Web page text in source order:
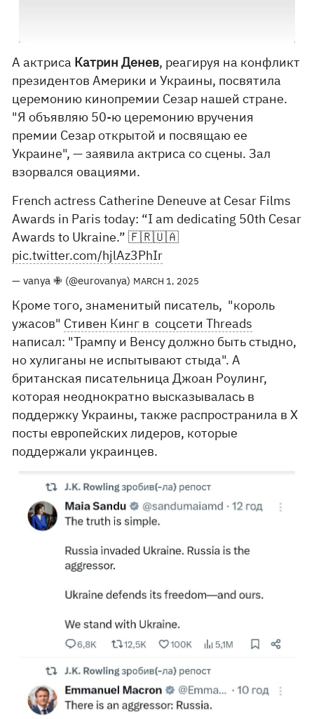
А актриса Катрин Денев, реагируя на конфликт
президентов Америки и Украины, посвятила
церемонию кинопремии Сезар нашей стране.
"Я объявляю 50-ю церемонию вручения
премии Сезар открытой и посвящаю ее
Украине", — заявила актриса со сцены. Зал
взорвался овациями.
French actress Catherine Deneuve at Cesar Films
Awards in Paris today: “I am dedicating 50th Cesar
Awards to Ukraine.” 🇫🇷🇺🇦
pic.twitter.com/hjlAz3PhIr
— vanya ✙ (@eurovanya) MARCH 1, 2025
Кроме того, знаменитый писатель, "король
ужасов" Стивен Кинг в соцсети Threads
написал: "Трампу и Венсу должно быть стыдно,
но хулиганы не испытывают стыда". А
британская писательница Джоан Роулинг,
которая неоднократно высказывалась в
поддержку Украины, также распространила в X
посты европейских лидеров, которые
поддержали украинцев.